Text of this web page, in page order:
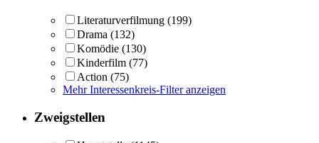
Literaturverfilmung (199)
Drama (132)
Komödie (130)
Kinderfilm (77)
Action (75)
Mehr Interessenkreis-Filter anzeigen
Zweigstellen